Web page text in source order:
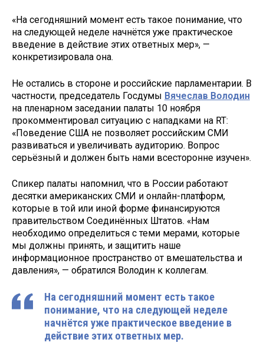
«На сегодняшний момент есть такое понимание, что
на следующей неделе начнётся уже практическое
введение в действие этих ответных мер», —
конкретизировала она.
Не остались в стороне и российские парламентарии. В
частности, председатель Госдумы Вячеслав Володин
на пленарном заседании палаты 10 ноября
прокомментировал ситуацию с нападками на RT:
«Поведение США не позволяет российским СМИ
развиваться и увеличивать аудиторию. Вопрос
серьёзный и должен быть нами всесторонне изучен».
Спикер палаты напомнил, что в России работают
десятки американских СМИ и онлайн-платформ,
которые в той или иной форме финансируются
правительством Соединённых Штатов. «Нам
необходимо определиться с теми мерами, которые
мы должны принять, и защитить наше
информационное пространство от вмешательства и
давления», — обратился Володин к коллегам.
На сегодняшний момент есть такое
понимание, что на следующей неделе
начнётся уже практическое введение в
действие этих ответных мер.